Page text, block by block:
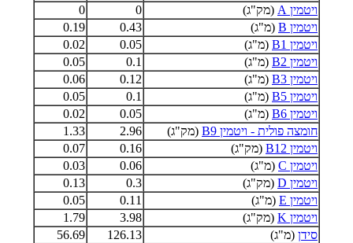
ויטמין A
(מק"ג) 0
0
ויטמין B
(מ"ג) 0.43
0.19
ויטמין B1
(מ"ג) 0.05
0.02
ויטמין B2
(מ"ג) 0.1
0.05
ויטמין B3
(מ"ג) 0.12
0.06
ויטמין B5
(מ"ג) 0.1
0.05
ויטמין B6
(מ"ג) 0.05
0.02
חומצה פולית - ויטמין B9
(מק"ג) 2.96
1.33
ויטמין B12
(מק"ג) 0.16
0.07
ויטמין C
(מ"ג) 0.06
0.03
ויטמין D
(מק"ג) 0.3
0.13
ויטמין E
(מ"ג) 0.11
0.05
ויטמין K
(מק"ג) 3.98
1.79
סידן (מ"ג) 126.13
56.69